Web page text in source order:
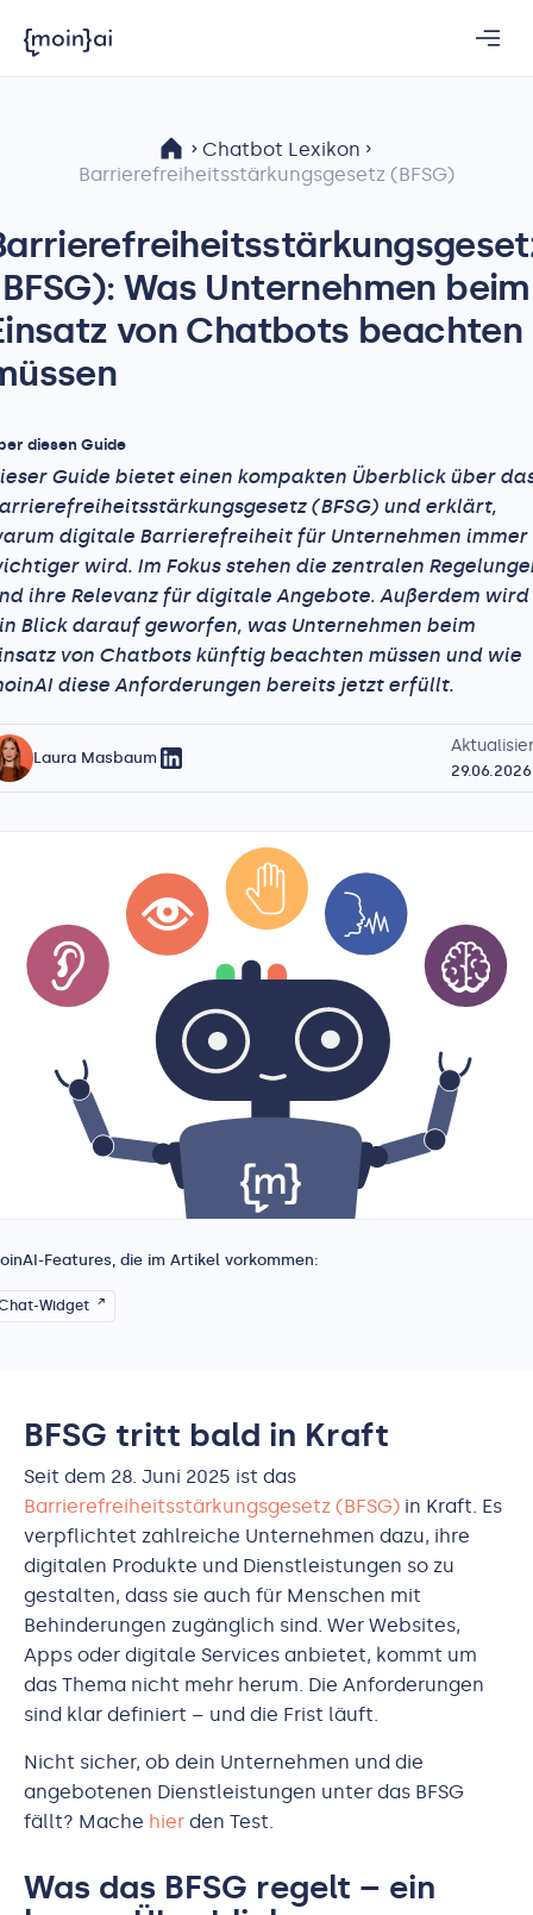
Chatbot Lexikon
Barrierefreiheitsstärkungsgesetz (BFSG)
Was Unternehmen beim
von Chatbots beachten
diesen Guide
Guide bietet einen kompakten Überblick über
(BFSG) und erklärt,
digitale Barrierefreiheit für Unternehmen immer
wird. Im Fokus stehen die zentralen
ihre Relevanz für digitale Angebote. Außerdem wird
Blick darauf geworfen, was Unternehmen beim
von Chatbots künftig beachten müssen und wie
diese Anforderungen bereits jetzt erfüllt.
Laura Masbaum
29.06.2026
Features, die im Artikel vorkommen:
Widget
BFSG tritt bald in Kraft
Seit dem 28. Juni 2025 ist das
Barrierefreiheitsstärkungsgesetz (BFSG) in Kraft. Es
verpflichtet zahlreiche Unternehmen dazu, ihre
digitalen Produkte und Dienstleistungen so zu
gestalten, dass sie auch für Menschen mit
Behinderungen zugänglich sind. Wer Websites,
Apps oder digitale Services anbietet, kommt um
das Thema nicht mehr herum. Die Anforderungen
sind klar definiert – und die Frist läuft.
Nicht sicher, ob dein Unternehmen und die
angebotenen Dienstleistungen unter das BFSG
fällt? Mache hier den Test.
Was das BFSG regelt – ein